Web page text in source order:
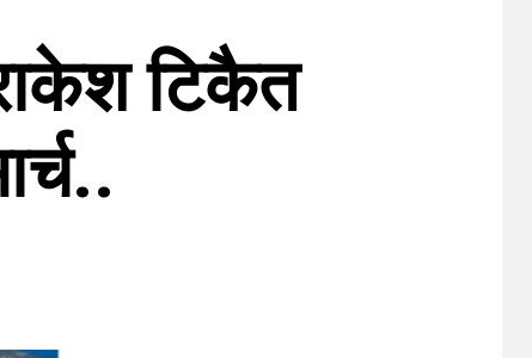
टिकैत